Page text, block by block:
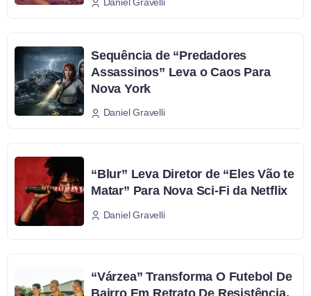
Sequência de “Predadores
Assassinos” Leva o Caos Para
Nova York
Daniel Gravelli
“Blur” Leva Diretor de “Eles Vão te
Matar” Para Nova Sci-Fi da Netflix
Daniel Gravelli
“Várzea” Transforma O Futebol De